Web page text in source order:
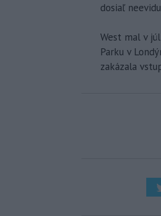
dosiaľ
West mal v
Parku v
zakázala